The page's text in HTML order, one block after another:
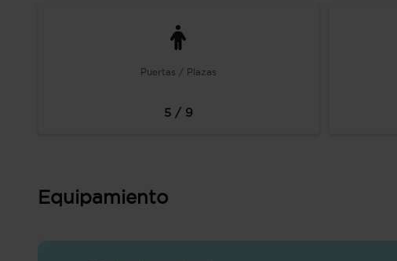
Puertas / Plazas
5 / 9
Equipamiento